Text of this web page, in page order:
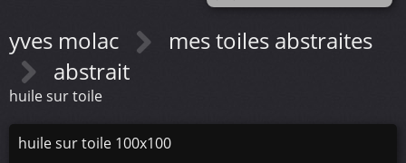
yves molac
mes toiles abstraites
abstrait
huile sur toile
huile sur toile 100x100